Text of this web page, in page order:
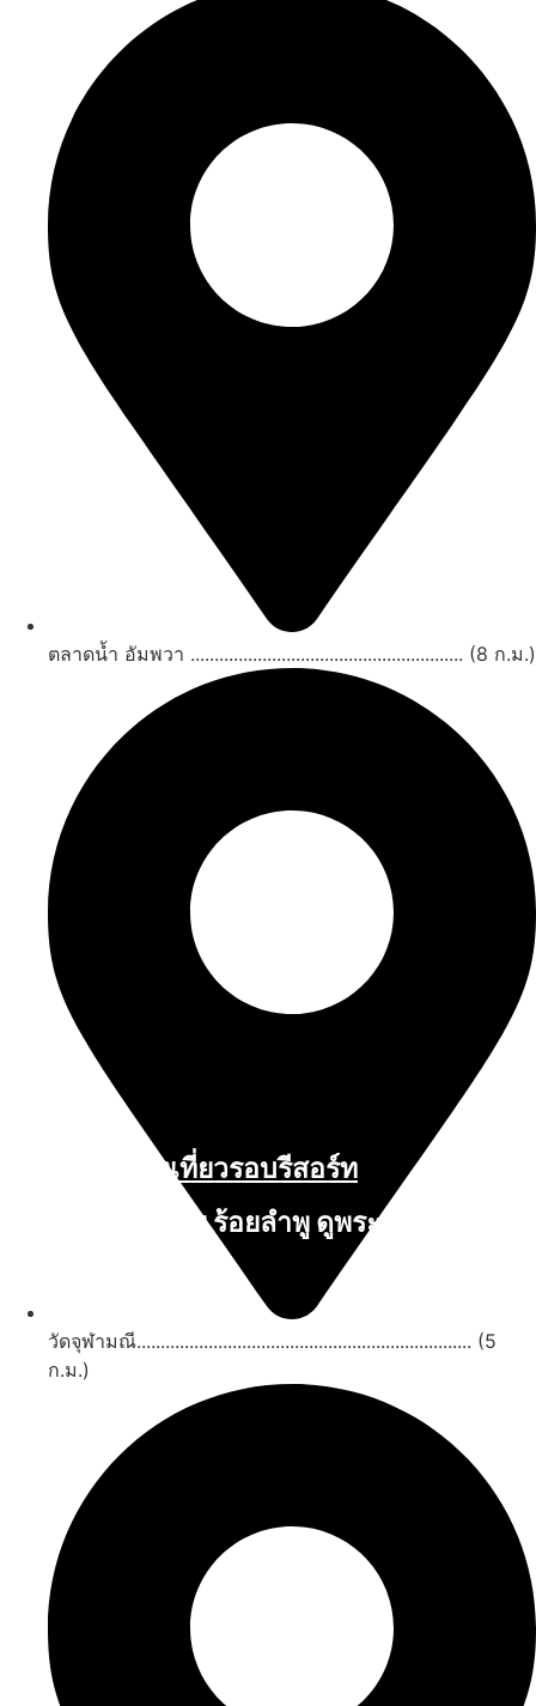
นับหิ่งห้อย ร้อยลำพู ดูพระจันทร์
ตลาดน้ำ อัมพวา ......................................................... (8 ก.ม.)
วัดจุฬามณี...................................................................... (5
ก.ม.)
สถานที่ท่องเที่ยวรอบรีสอร์ท